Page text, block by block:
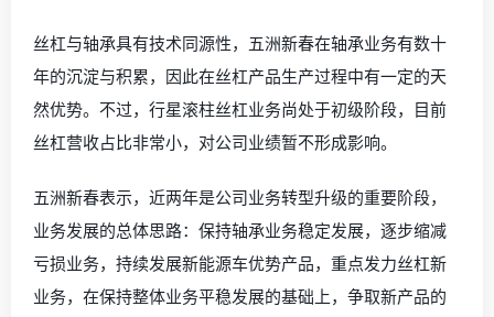
丝杠与轴承具有技术同源性，五洲新春在轴承业务有数十
年的沉淀与积累，因此在丝杠产品生产过程中有一定的天
然优势。不过，行星滚柱丝杠业务尚处于初级阶段，目前
丝杠营收占比非常小，对公司业绩暂不形成影响。
五洲新春表示，近两年是公司业务转型升级的重要阶段，
业务发展的总体思路：保持轴承业务稳定发展，逐步缩减
亏损业务，持续发展新能源车优势产品，重点发力丝杠新
业务，在保持整体业务平稳发展的基础上，争取新产品的